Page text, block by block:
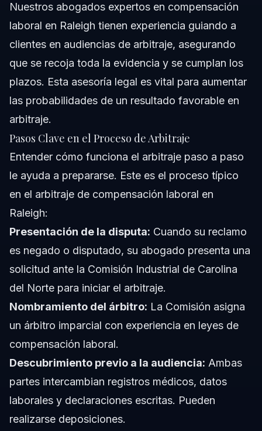
Nuestros abogados expertos en compensación
laboral en Raleigh tienen experiencia guiando a
clientes en audiencias de arbitraje, asegurando
que se recoja toda la evidencia y se cumplan los
plazos. Esta asesoría legal es vital para aumentar
las probabilidades de un resultado favorable en
arbitraje.
Pasos Clave en el Proceso de Arbitraje
Entender cómo funciona el arbitraje paso a paso
le ayuda a prepararse. Este es el proceso típico
en el arbitraje de compensación laboral en
Raleigh:
Presentación de la disputa: Cuando su reclamo
es negado o disputado, su abogado presenta una
solicitud ante la Comisión Industrial de Carolina
del Norte para iniciar el arbitraje.
Nombramiento del árbitro: La Comisión asigna
un árbitro imparcial con experiencia en leyes de
compensación laboral.
Descubrimiento previo a la audiencia: Ambas
partes intercambian registros médicos, datos
laborales y declaraciones escritas. Pueden
realizarse deposiciones.